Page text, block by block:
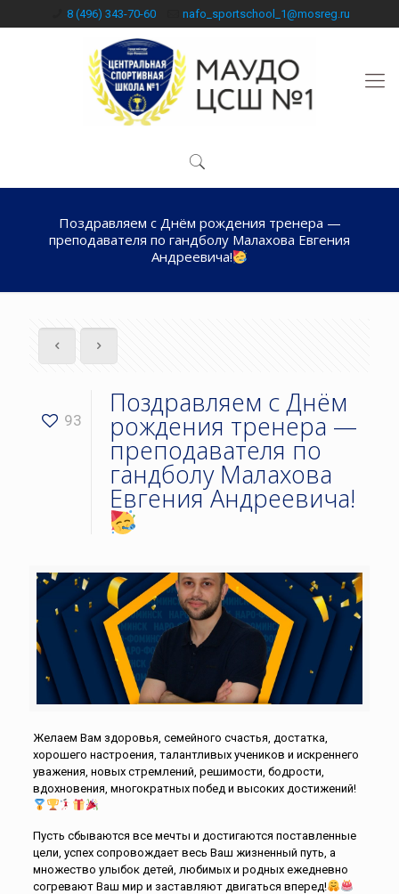
8 (496) 343-70-60 nafo_sportschool_1@mosreg.ru
Поздравляем с Днём рождения тренера —
преподавателя по гандболу Малахова Евгения
Андреевича!
93
Поздравляем с Днём
рождения тренера —
преподавателя по
гандболу Малахова
Евгения Андреевича!
Желаем Вам здоровья, семейного счастья, достатка,
хорошего настроения, талантливых учеников и искреннего
уважения, новых стремлений, решимости, бодрости,
вдохновения, многократных побед и высоких достижений!
Пусть сбываются все мечты и достигаются поставленные
цели, успех сопровождает весь Ваш жизненный путь, а
множество улыбок детей, любимых и родных ежедневно
согревают Ваш мир и заставляют двигаться вперед!